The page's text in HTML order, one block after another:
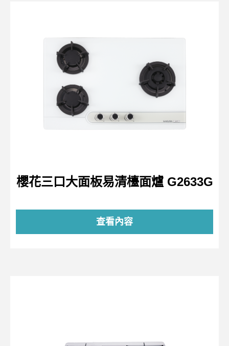
櫻花三口大面板易清檯面爐 G2633G
查看內容